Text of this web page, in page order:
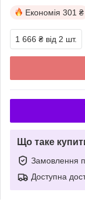
Економія 301 ₴
1 666 ₴ від 2 шт.
Що таке
Замовлення
Доступна